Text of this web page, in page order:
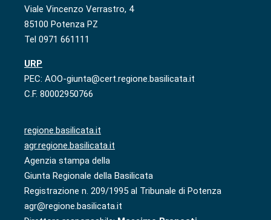
Viale Vincenzo Verrastro, 4
85100 Potenza PZ
Tel 0971 661111
URP
PEC: AOO-giunta@cert.regione.basilicata.it
C.F. 80002950766
regione.basilicata.it
agr.regione.basilicata.it
Agenzia stampa della
Giunta Regionale della Basilicata
Registrazione n. 209/1995 al Tribunale di Potenza
agr@regione.basilicata.it